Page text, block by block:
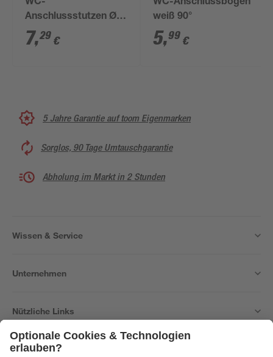
WC-
Anschlussstutzen Ø
110 mm
7,29 €
WC-Anschlussbogen
weiß 90°
5,99 €
5 Jahre Garantie auf toom Eigenmarken
Sorglos, 90 Tage Umtauschgarantie
Abholung im Markt in 2 Stunden
Wissen & Service
Unternehmen
Nützliche Links